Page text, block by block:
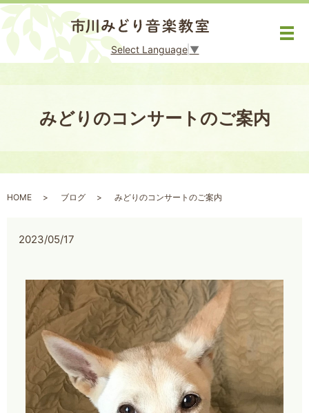
Select Language ▼
メ
みどりのコンサートのご案内
HOME ブログ みどりのコンサートのご案内
2023/05/17